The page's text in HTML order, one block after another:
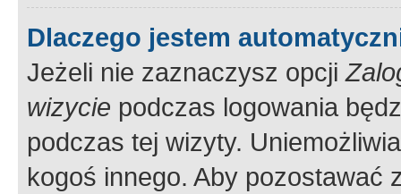
Dlaczego jestem
Jeżeli nie zaznaczysz opcji
wizycie podczas logowania
podczas tej wizyty.
kogoś innego. Aby pozostawać